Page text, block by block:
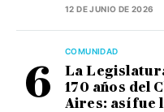
12 DE JUNIO DE 2026
COMUNIDAD
La
170 años del
Aires: así fue